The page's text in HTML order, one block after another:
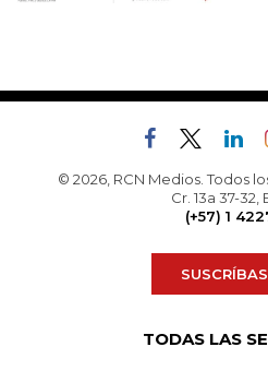
© 2026, RCN Medios. Todos
Cr. 13a 37-
(+57) 1
TODAS LAS